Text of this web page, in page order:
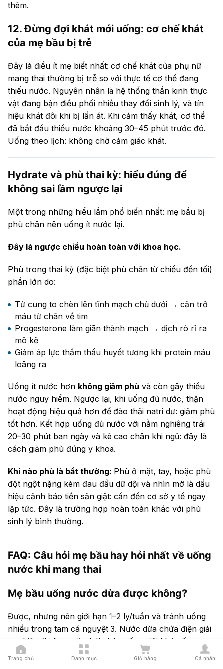
thêm.
12. Đừng đợi khát mới uống: cơ chế khát
của mẹ bầu bị trễ
Đây là điều ít mẹ biết nhất: cơ chế khát của phụ nữ
mang thai thường bị trễ so với thực tế cơ thể đang
thiếu nước. Nguyên nhân là hệ thống thần kinh thực
vật đang bận điều phối nhiều thay đổi sinh lý, và tín
hiệu khát đôi khi bị lấn át. Khi cảm thấy khát, cơ thể
đã bắt đầu thiếu nước khoảng 30–45 phút trước đó.
Uống theo lịch: không chờ cảm giác khát.
Hydrate và phù thai kỳ: hiểu đúng để
không sai lầm ngược lại
Một trong những hiểu lầm phổ biến nhất: mẹ bầu bị
phù chân nên uống ít nước lại.
Đây là ngược chiều hoàn toàn với khoa học.
Phù trong thai kỳ (đặc biệt phù chân từ chiều đến tối)
phần lớn do:
Tử cung to chèn lên tĩnh mạch chủ dưới → cản trở
máu từ chân về tim
Progesterone làm giãn thành mạch → dịch rò rỉ ra
mô kẽ
Giảm áp lực thẩm thấu huyết tương khi protein máu
loãng ra
Uống ít nước hơn không giảm phù và còn gây thiếu
nước nguy hiểm. Ngược lại, khi uống đủ nước, thận
hoạt động hiệu quả hơn để đào thải natri dư: giảm phù
tốt hơn. Kết hợp uống đủ nước với nằm nghiêng trái
20–30 phút ban ngày và kê cao chân khi ngủ: đây là
cách giảm phù đúng y khoa.
Khi nào phù là bất thường: Phù ở mặt, tay, hoặc phù
đột ngột nặng kèm đau đầu dữ dội và nhìn mờ là dấu
hiệu cảnh báo tiền sản giật: cần đến cơ sở y tế ngay
lập tức. Đây là trường hợp hoàn toàn khác với phù
sinh lý bình thường.
FAQ: Câu hỏi mẹ bầu hay hỏi nhất về uống
nước khi mang thai
Mẹ bầu uống nước dừa được không?
Được, nhưng nên giới hạn 1–2 ly/tuần và tránh uống
nhiều trong tam cá nguyệt 3. Nước dừa chứa điện giải
tự nhiên (kali, natri) và là thức uống giải khát tốt trong
thời tiết nóng: nhưng tác dụng lợi tiểu khá mạnh. Uống
Trang chủ Danh mục Giỏ hàng Cá nhân